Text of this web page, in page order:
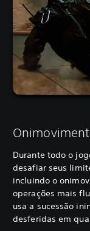
Durante todo o
desafiar seus
incluindo o
operações mais
usa a sucessão
desferidas em